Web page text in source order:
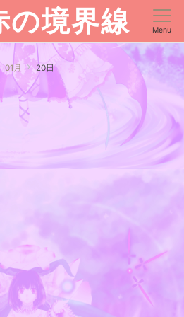
の境界線 Menu
01月 20日